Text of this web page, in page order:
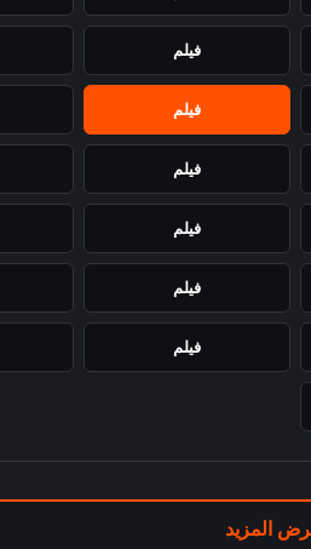
فيلم
فيلم
فيلم
فيلم
فيلم
فيلم
المزيد